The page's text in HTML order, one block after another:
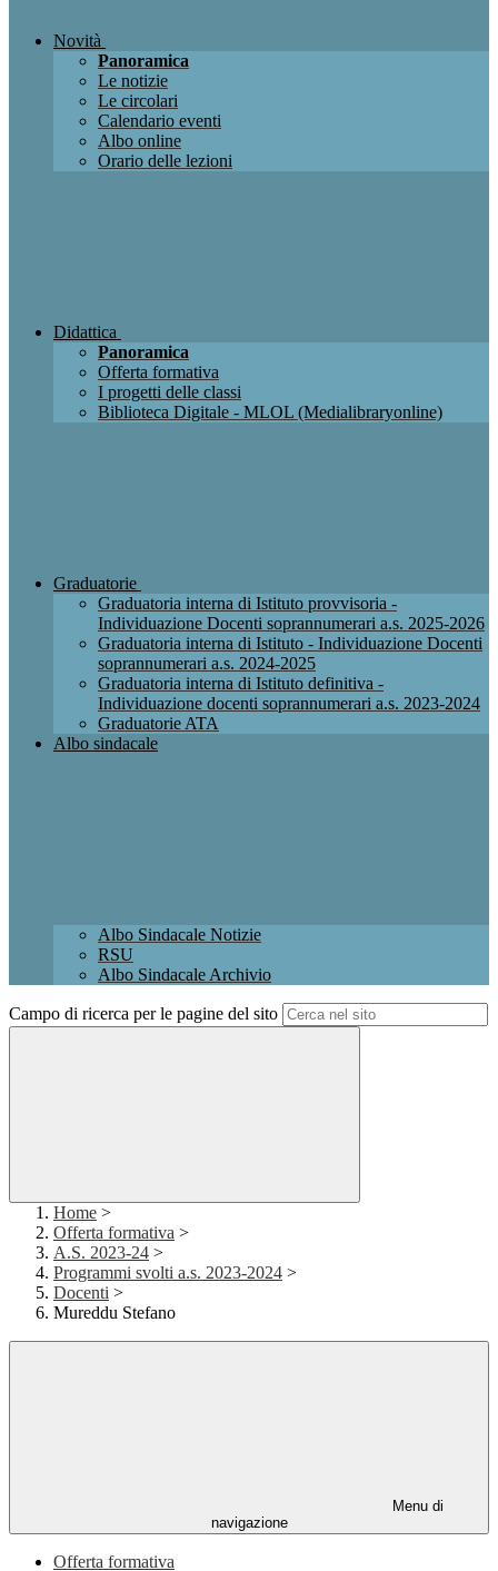
Novità
Panoramica
Le notizie
Le circolari
Calendario eventi
Albo online
Orario delle lezioni
Didattica
Panoramica
Offerta formativa
I progetti delle classi
Biblioteca Digitale - MLOL (Medialibraryonline)
Graduatorie
Graduatoria interna di Istituto provvisoria -
Individuazione Docenti soprannumerari a.s. 2025-2026
Graduatoria interna di Istituto - Individuazione Docenti
soprannumerari a.s. 2024-2025
Graduatoria interna di Istituto definitiva -
Individuazione docenti soprannumerari a.s. 2023-2024
Graduatorie ATA
Albo sindacale
Albo Sindacale Notizie
RSU
Albo Sindacale Archivio
Campo di ricerca per le pagine del sito
Home >
Offerta formativa >
A.S. 2023-24 >
Programmi svolti a.s. 2023-2024 >
Docenti >
Mureddu Stefano
Menu di
navigazione
Offerta formativa